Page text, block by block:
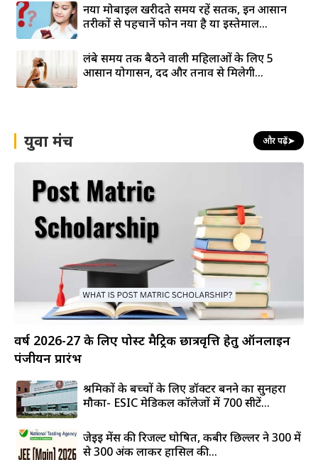
नया मोबाइल खरीदते समय रहें सतर्क, इन आसान
तरीकों से पहचानें फोन नया है या इस्तेमाल...
लंबे समय तक बैठने वाली महिलाओं के लिए 5
आसान योगासन, दर्द और तनाव से मिलेगी...
युवा मंच और पढ़ें➤
वर्ष 2026-27 के लिए पोस्ट मैट्रिक छात्रवृत्ति हेतु ऑनलाइन
पंजीयन प्रारंभ
श्रमिकों के बच्चों के लिए डॉक्टर बनने का सुनहरा
मौका- ESIC मेडिकल कॉलेजों में 700 सीटें...
जेईई मेंस की रिजल्ट घोषित, कबीर छिल्लर ने 300 में
से 300 अंक लाकर हासिल की...